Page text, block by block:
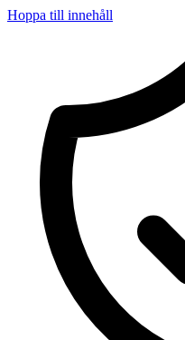
Hoppa till innehåll